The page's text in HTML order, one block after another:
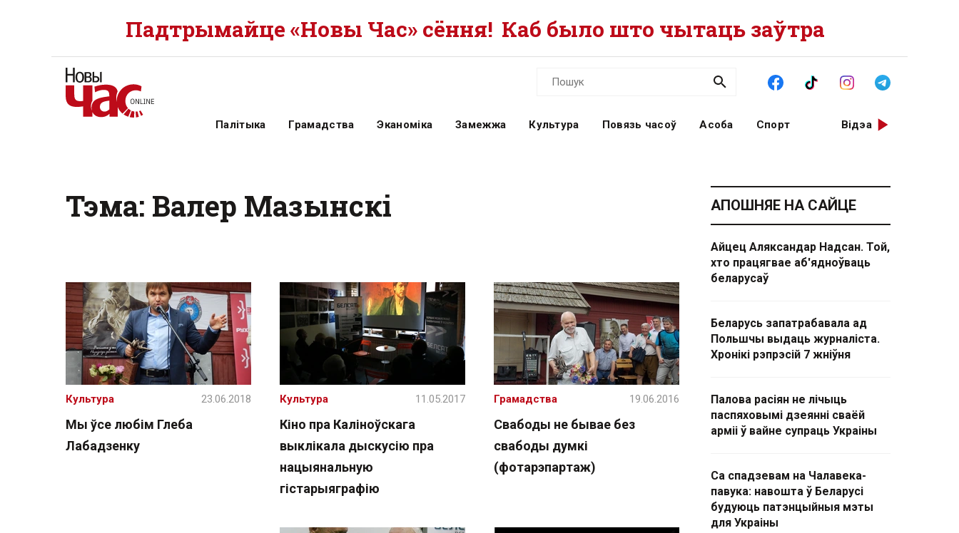
Падтрымайце «Новы Час» сёння! Каб было што чытаць заўтра
Палітыка Грамадства Эканоміка Замежжа Культура Повязь часоў Асоба Спорт Відэа
Тэма: Валер Мазынскі
Мы ўсе любім Глеба
Лабадзенку
Культура 23.06.2018
Кіно пра Каліноўскага
выклікала дыскусію пра
нацыянальную
гістарыяграфію
Культура 11.05.2017
Свабоды не бывае без
свабоды думкі
(фотарэпартаж)
Грамадства 19.06.2016
АПОШНЯЕ НА САЙЦЕ
Айцец Аляксандар Надсан. Той,
хто працягвае аб'ядноўваць
беларусаў
Беларусь запатрабавала ад
Польшчы выдаць журналіста.
Хронікі рэпрэсій 7 жніўня
Палова расіян не лічыць
паспяховымі дзеянні сваёй
арміі ў вайне супраць Украіны
Са спадзевам на Чалавека-
павука: навошта ў Беларусі
будуюць патэнцыйныя мэты
для Украіны